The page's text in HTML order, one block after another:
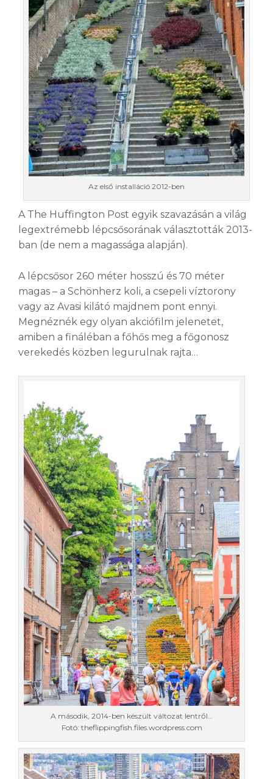
Az első installáció 2012-ben
A The Huffington Post egyik szavazásán a világ
legextrémebb lépcsősorának választották 2013-
ban (de nem a magassága alapján).
A lépcsősor 260 méter hosszú és 70 méter
magas – a Schönherz koli, a csepeli víztorony
vagy az Avasi kilátó majdnem pont ennyi.
Megnéznék egy olyan akciófilm jelenetet,
amiben a fináléban a főhős meg a főgonosz
verekedés közben legurulnak rajta…
A második, 2014-ben készült változat lentről…
Fotó: theflippingfish.files.wordpress.com